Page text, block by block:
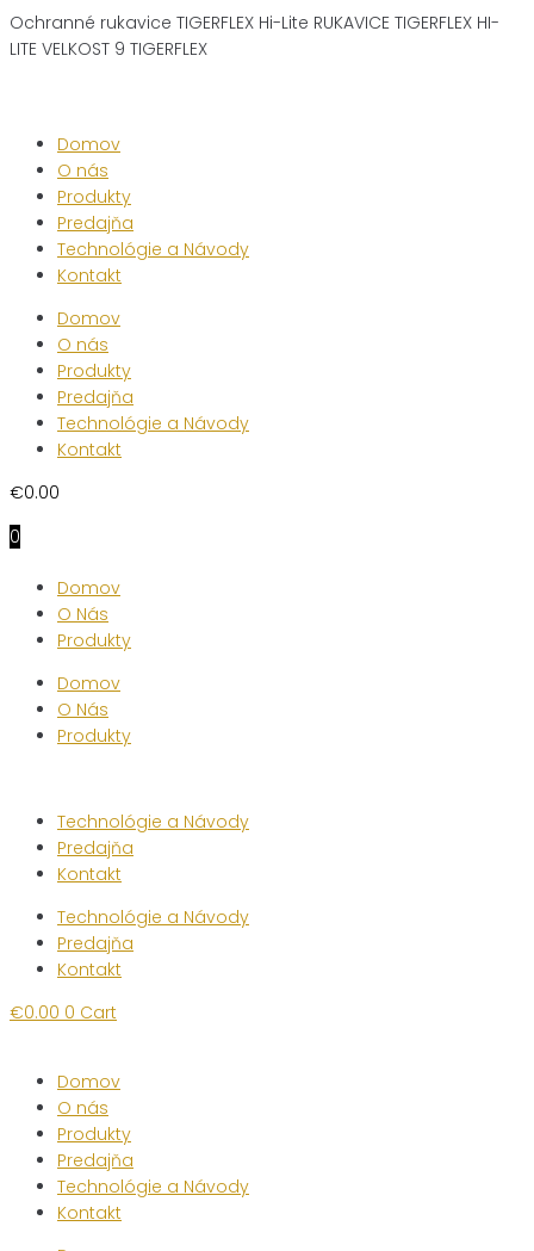
Ochranné rukavice TIGERFLEX Hi-Lite RUKAVICE TIGERFLEX HI-
LITE VELKOST 9 TIGERFLEX
Domov
O nás
Produkty
Predajňa
Technológie a Návody
Kontakt
Domov
O nás
Produkty
Predajňa
Technológie a Návody
Kontakt
€0.00
0
Domov
O Nás
Produkty
Domov
O Nás
Produkty
Technológie a Návody
Predajňa
Kontakt
Technológie a Návody
Predajňa
Kontakt
€0.00 0 Cart
Domov
O nás
Produkty
Predajňa
Technológie a Návody
Kontakt